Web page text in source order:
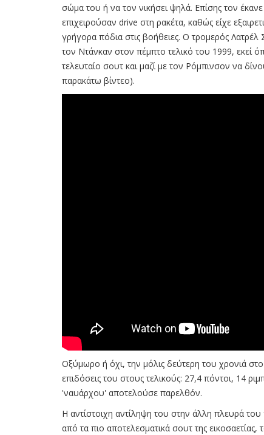
σώμα του ή να τον νικήσει ψηλά. Επίσης τον
επιχειρούσαν drive στη ρακέτα, καθώς είχε
γρήγορα πόδια στις βοήθειες. O τρομερός
τον Ντάνκαν στον πέμπτο τελικό του 1999, εκεί
τελευταίο σουτ και μαζί με τον Ρόμπινσον να
παρακάτω βίντεο).
Οξύμωρο ή όχι, την μόλις δεύτερη του χρονιά
επιδόσεις του στους τελικούς: 27,4 πόντοι, 14
'ναυάρχου' αποτελούσε παρελθόν.
Η αντίστοιχη αντίληψη του στην άλλη πλευρά
από τα πιο αποτελεσματικά σουτ της